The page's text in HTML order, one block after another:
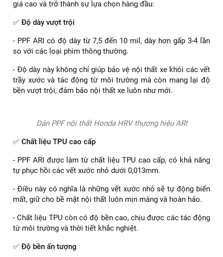
Accord 2022
PPF ARI – Sự lựa chọn hàng đầu cho Honda
HRV 2022
Nếu bạn đang tìm kiếm giải pháp bảo vệ nội thất cho chiếc
giá cao và trở thành sự lựa chọn hàng đầu:
✅ Độ dày vượt trội
- PPF ARI có độ dày từ 7,5 đến 10 mil, dày hơn gấp 3-4 lần
so với các loại phim thông thường.
- Độ dày này không chỉ giúp bảo vệ nội thất xe khỏi các vết
trầy xước và tác động từ môi trường mà còn mang lại độ
Dán PPF nội thất Honda HRV thương hiệu ARI